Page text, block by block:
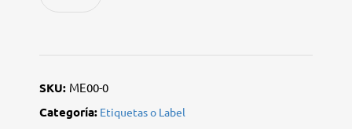
SKU: ME00-0
Categoría: Etiquetas o Label